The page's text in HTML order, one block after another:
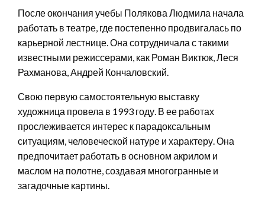
После окончания учебы Полякова Людмила начала
работать в театре, где постепенно продвигалась по
карьерной лестнице. Она сотрудничала с такими
известными режиссерами, как Роман Виктюк, Леся
Рахманова, Андрей Кончаловский.
Свою первую самостоятельную выставку
художница провела в 1993 году. В ее работах
прослеживается интерес к парадоксальным
ситуациям, человеческой натуре и характеру. Она
предпочитает работать в основном акрилом и
маслом на полотне, создавая многогранные и
загадочные картины.